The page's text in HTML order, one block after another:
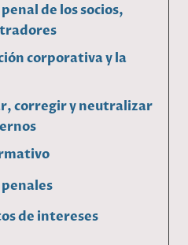
de los socios,
corporativa y la
corregir y neutralizar
de intereses